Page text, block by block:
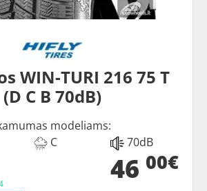
WIN-TURI 216 75 T
(D C B 70dB)
modeliams:
C 70dB
46 00€